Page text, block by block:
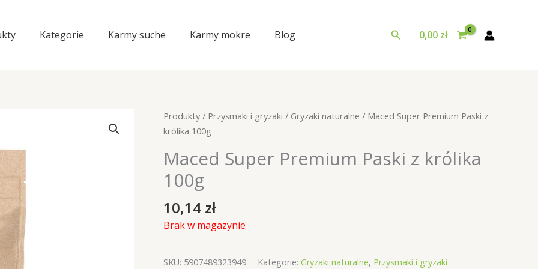
Kategorie Karmy suche Karmy mokre Blog Szukaj0,00 zł
Produkty/ Przysmaki i gryzaki / Gryzaki naturalne / Maced Super Premium Paski z
królika 100g
Maced Super Premium Paski z królika
100g
10,14 zł
Brak w magazynie
SKU: 5907489323949 Kategorie: Gryzaki naturalne, Przysmaki i gryzaki